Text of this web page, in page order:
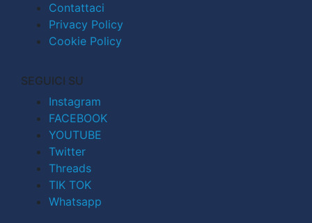
Contattaci
Privacy Policy
Cookie Policy
SEGUICI SU
Instagram
FACEBOOK
YOUTUBE
Twitter
Threads
TIK TOK
Whatsapp